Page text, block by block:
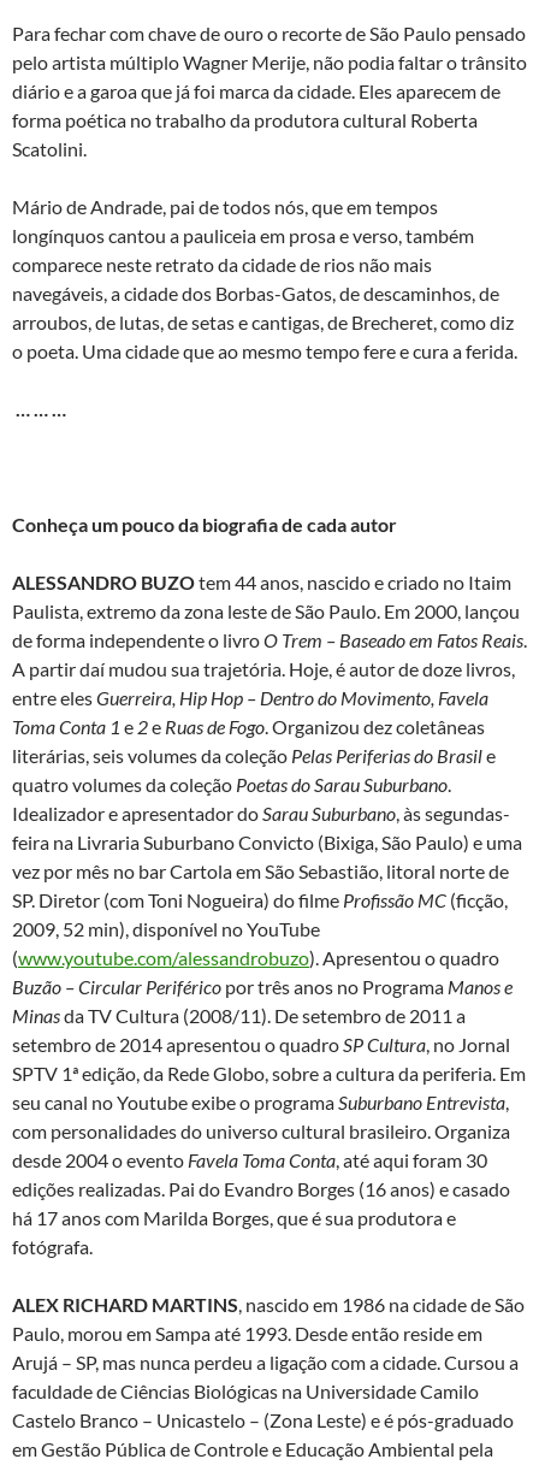
Para fechar com chave de ouro o recorte de São Paulo pensado
pelo artista múltiplo Wagner Merije, não podia faltar o trânsito
diário e a garoa que já foi marca da cidade. Eles aparecem de
forma poética no trabalho da produtora cultural Roberta
Scatolini.
Mário de Andrade, pai de todos nós, que em tempos
longínquos cantou a pauliceia em prosa e verso, também
comparece neste retrato da cidade de rios não mais
navegáveis, a cidade dos Borbas-Gatos, de descaminhos, de
arroubos, de lutas, de setas e cantigas, de Brecheret, como diz
o poeta. Uma cidade que ao mesmo tempo fere e cura a ferida.
… … …
Conheça um pouco da biografia de cada autor
ALESSANDRO BUZOtem 44 anos, nascido e criado no Itaim
Paulista, extremo da zona leste de São Paulo. Em 2000, lançou
de forma independente o livroO Trem – Baseado em Fatos Reais.
A partir daí mudou sua trajetória. Hoje, é autor de doze livros,
entre elesGuerreira, Hip Hop – Dentro do Movimento, Favela
Toma Conta 1 e 2e Ruas de Fogo. Organizou dez coletâneas
literárias, seis volumes da coleção Pelas Periferias do Brasile
quatro volumes da coleção Poetas do Sarau Suburbano.
Idealizador e apresentador doSarau Suburbano, às segundas-
feira na Livraria Suburbano Convicto (Bixiga, São Paulo) e uma
vez por mês no bar Cartola em São Sebastião, litoral norte de
SP. Diretor (com Toni Nogueira) do filme Profissão MC (ficção,
2009, 52 min), disponível no YouTube
(www.youtube.com/alessandrobuzo). Apresentou o quadro
Buzão – Circular Periférico por três anos no Programa Manos e
Minasda TV Cultura (2008/11). De setembro de 2011 a
setembro de 2014 apresentou o quadroSP Cultura, no Jornal
SPTV 1ª edição, da Rede Globo, sobre a cultura da periferia. Em
seu canal no Youtube exibe o programaSuburbano Entrevista,
com personalidades do universo cultural brasileiro. Organiza
desde 2004 o evento Favela Toma Conta, até aqui foram 30
edições realizadas. Pai do Evandro Borges (16 anos) e casado
há 17 anos com Marilda Borges, que é sua produtora e
fotógrafa.
ALEX RICHARD MARTINS, nascido em 1986 na cidade de São
Paulo, morou em Sampa até 1993. Desde então reside em
Arujá – SP, mas nunca perdeu a ligação com a cidade. Cursou a
faculdade de Ciências Biológicas na Universidade Camilo
Castelo Branco – Unicastelo – (Zona Leste) e é pós-graduado
em Gestão Pública de Controle e Educação Ambiental pela